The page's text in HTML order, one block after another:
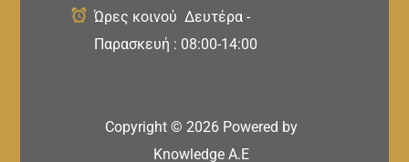
Ώρες κοινού Δευτέρα -
Παρασκευή : 08:00-14:00
Copyright © 2026 Powered by
Knowledge A.E